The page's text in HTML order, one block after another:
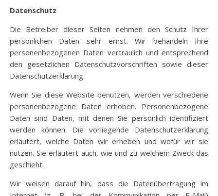
Datenschutz
Die Betreiber dieser Seiten nehmen den Schutz Ihrer
persönlichen Daten sehr ernst. Wir behandeln Ihre
personenbezogenen Daten vertraulich und entsprechend
den gesetzlichen Datenschutzvorschriften sowie dieser
Datenschutzerklärung.
Wenn Sie diese Website benutzen, werden verschiedene
personenbezogene Daten erhoben. Personenbezogene
Daten sind Daten, mit denen Sie persönlich identifiziert
werden können. Die vorliegende Datenschutzerklärung
erläutert, welche Daten wir erheben und wofür wir sie
nutzen. Sie erläutert auch, wie und zu welchem Zweck das
geschieht.
Wir weisen darauf hin, dass die Datenübertragung im